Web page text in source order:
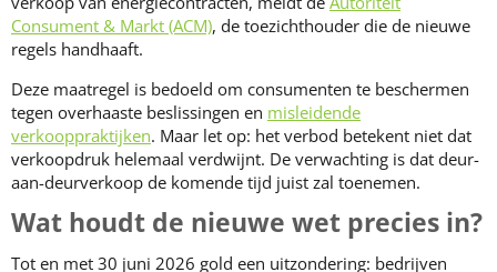
Consument & Markt (ACM), de toezichthouder die de nieuwe
regels handhaaft.
Deze maatregel is bedoeld om consumenten te beschermen
tegen overhaaste beslissingen en misleidende
verkooppraktijken. Maar let op: het verbod betekent niet dat
verkoopdruk helemaal verdwijnt. De verwachting is dat deur-
aan-deurverkoop de komende tijd juist zal toenemen.
Wat houdt de nieuwe wet precies in?
Tot en met 30 juni 2026 gold een uitzondering: bedrijven